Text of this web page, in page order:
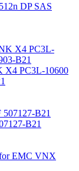
DP SAS
X4 PC3L-10600
B21